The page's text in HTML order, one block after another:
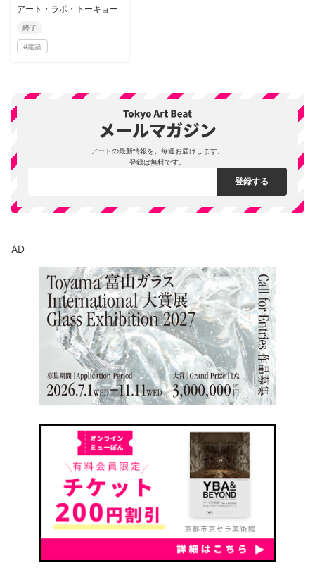
アート・ラボ・トーキョー
終了
#建築
アートの最新情報を、毎週お届けします。
登録は無料です。
AD